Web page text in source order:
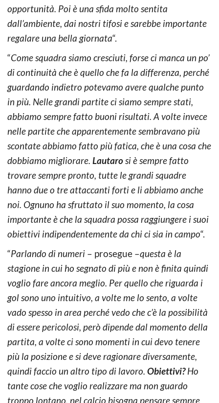
opportunità. Poi è una sfida molto sentita
dall’ambiente, dai nostri tifosi e sarebbe importante
regalare una bella giornata“.
“Come squadra siamo cresciuti, forse ci manca un po’
di continuità che è quello che fa la differenza, perché
guardando indietro potevamo avere qualche punto
in più. Nelle grandi partite ci siamo sempre stati,
abbiamo sempre fatto buoni risultati. A volte invece
nelle partite che apparentemente sembravano più
scontate abbiamo fatto più fatica, che è una cosa che
dobbiamo migliorare. Lautarosi è sempre fatto
trovare sempre pronto, tutte le grandi squadre
hanno due o tre attaccanti forti e li abbiamo anche
noi. Ognuno ha sfruttato il suo momento, la cosa
importante è che la squadra possa raggiungere i suoi
obiettivi indipendentemente da chi ci sia in campo“.
“Parlando di numeri – prosegue –questa è la
stagione in cui ho segnato di più e non è finita quindi
voglio fare ancora meglio. Per quello che riguarda i
gol sono uno intuitivo, a volte me lo sento, a volte
vado spesso in area perché vedo che c’è la possibilità
di essere pericolosi, però dipende dal momento della
partita, a volte ci sono momenti in cui devo tenere
più la posizione e si deve ragionare diversamente,
quindi faccio un altro tipo di lavoro. Obiettivi?Ho
tante cose che voglio realizzare ma non guardo
troppo lontano, nel calcio bisogna pensare sempre